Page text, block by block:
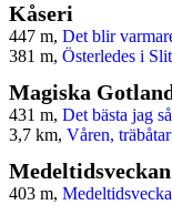
Kåseri
447 m, Det blir
381 m, Österledes i
Magiska
431 m, Det bästa jag
3,7 km, Våren,
Medeltidsveckan
403 m,